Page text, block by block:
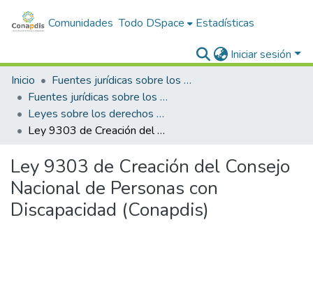
Comunidades Todo DSpace Estadísticas
Iniciar sesión
Inicio
Fuentes jurídicas sobre los derechos de las personas con discapacidad
Fuentes jurídicas sobre los derechos de las personas con discapacidad en general
Leyes sobre los derechos de las personas con discapacidad
Ley 9303 de Creación del Consejo Nacional de Personas con Discapacidad (Conapdis)
Ley 9303 de Creación del Consejo
Nacional de Personas con
Discapacidad (Conapdis)